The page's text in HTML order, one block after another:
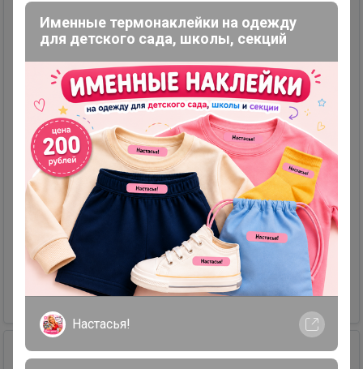
10 15 6 53
Платье
Размер: L.
Продавец
озорная
+79835086392
497,50 р.
Именные термонаклейки на одежду
для детского сада, школы, секций
Настасья!